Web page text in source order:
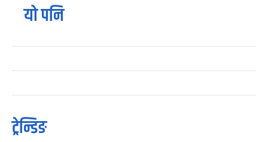
यो पनि
ट्रेन्डिङ